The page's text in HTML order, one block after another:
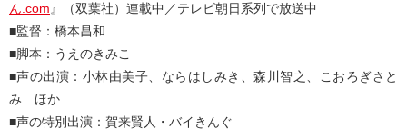
ん.com』（双葉社）連載中／テレビ朝日系列で放送中
■監督：橋本昌和
■脚本：うえのきみこ
■声の出演：小林由美子、ならはしみき、森川智之、こおろぎさと
み ほか
■声の特別出演：賀来賢人・バイきんぐ